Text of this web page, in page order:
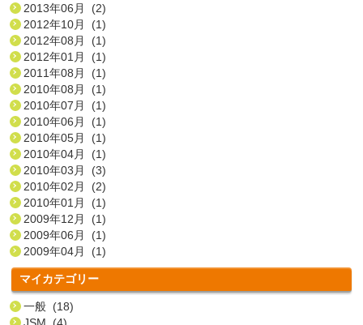
2013年06月 (2)
2012年10月 (1)
2012年08月 (1)
2012年01月 (1)
2011年08月 (1)
2010年08月 (1)
2010年07月 (1)
2010年06月 (1)
2010年05月 (1)
2010年04月 (1)
2010年03月 (3)
2010年02月 (2)
2010年01月 (1)
2009年12月 (1)
2009年06月 (1)
2009年04月 (1)
マイカテゴリー
一般 (18)